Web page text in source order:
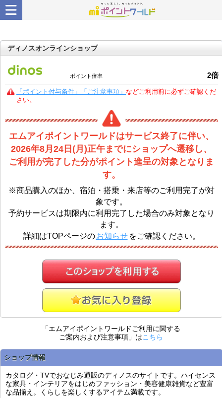
ディノスオンラインショップ
ポイント倍率 2倍
「ポイント付与条件」「ご注意事項」 などご利用前に必ずご確認くだ
さい。
エムアイポイントワールドはサービス終了に伴い、
2026年8月24日(月)正午までにショップへ遷移し、
ご利用が完了した分がポイント進呈の対象となりま
す。
※商品購入のほか、宿泊・搭乗・来店等のご利用完了が対
象です。
予約サービスは期限内に利用完了した場合のみ対象となり
ます。
詳細はTOPページの お知らせ をご確認ください。
「エムアイポイントワールドご利用に関する
ご案内および注意事項」はこちら
ショップ情報
カタログ・TVでおなじみ通販のディノスのサイトです。ハイセンス
な家具・インテリアをはじめファッション・美容健康雑貨など豊富
な品揃え。くらしを楽しくするアイテム満載です。